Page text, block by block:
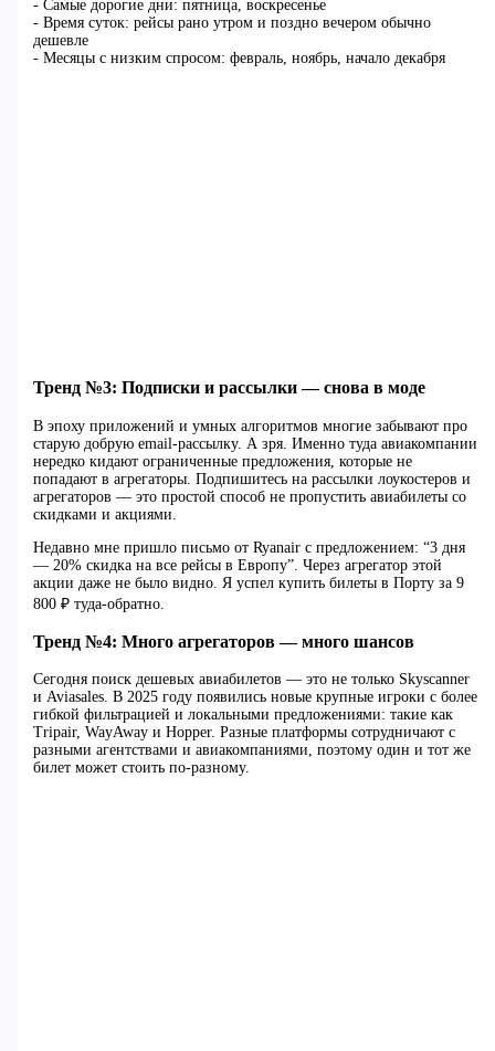
- Самые дорогие дни: пятница, воскресенье
- Время суток: рейсы рано утром и поздно вечером обычно
дешевле
- Месяцы с низким спросом: февраль, ноябрь, начало декабря
Тренд №3: Подписки и рассылки — снова в моде
В эпоху приложений и умных алгоритмов многие забывают про
старую добрую email-рассылку. А зря. Именно туда авиакомпании
нередко кидают ограниченные предложения, которые не
попадают в агрегаторы. Подпишитесь на рассылки лоукостеров и
агрегаторов — это простой способ не пропустить авиабилеты со
скидками и акциями.
Недавно мне пришло письмо от Ryanair с предложением: “3 дня
— 20% скидка на все рейсы в Европу”. Через агрегатор этой
акции даже не было видно. Я успел купить билеты в Порту за 9
800 ₽ туда-обратно.
Тренд №4: Много агрегаторов — много шансов
Сегодня поиск дешевых авиабилетов — это не только Skyscanner
и Aviasales. В 2025 году появились новые крупные игроки с более
гибкой фильтрацией и локальными предложениями: такие как
Tripair, WayAway и Hopper. Разные платформы сотрудничают с
разными агентствами и авиакомпаниями, поэтому один и тот же
билет может стоить по-разному.